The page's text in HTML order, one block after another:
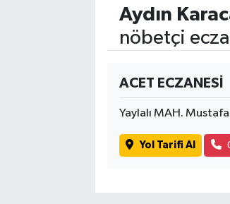
Aydın
nöbetçi
ACET ECZANESİ
Yaylalı MAH.
Yol Tarifi Al